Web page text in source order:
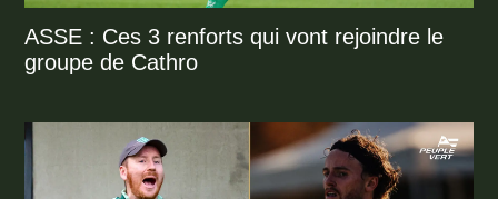
ASSE : Ces 3 renforts qui vont rejoindre le
groupe de Cathro